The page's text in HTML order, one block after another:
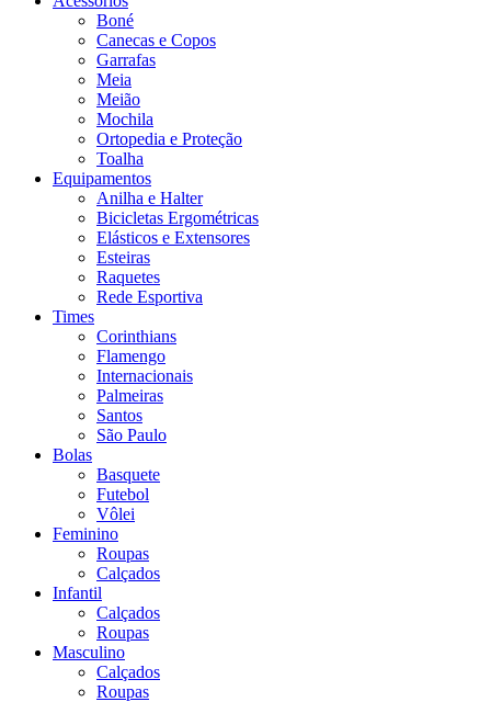
Boné
Canecas e Copos
Garrafas
Meia
Meião
Mochila
Ortopedia e Proteção
Toalha
Equipamentos
Anilha e Halter
Bicicletas Ergométricas
Elásticos e Extensores
Esteiras
Raquetes
Rede Esportiva
Times
Corinthians
Flamengo
Internacionais
Palmeiras
Santos
São Paulo
Bolas
Basquete
Futebol
Vôlei
Feminino
Roupas
Calçados
Infantil
Calçados
Roupas
Masculino
Calçados
Roupas